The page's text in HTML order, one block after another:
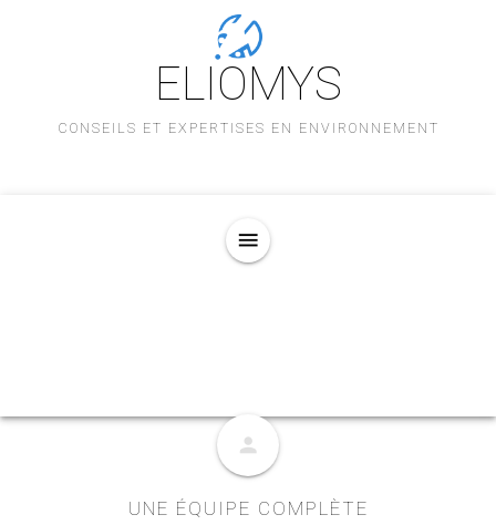
ELIOMYS
CONSEILS ET EXPERTISES EN ENVIRONNEMENT
menu
person
UNE ÉQUIPE COMPLÈTE